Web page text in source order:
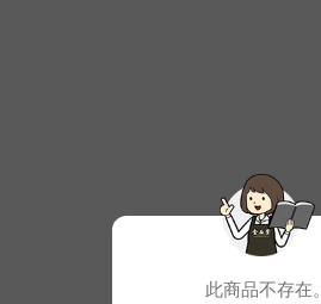
此商品不存在。